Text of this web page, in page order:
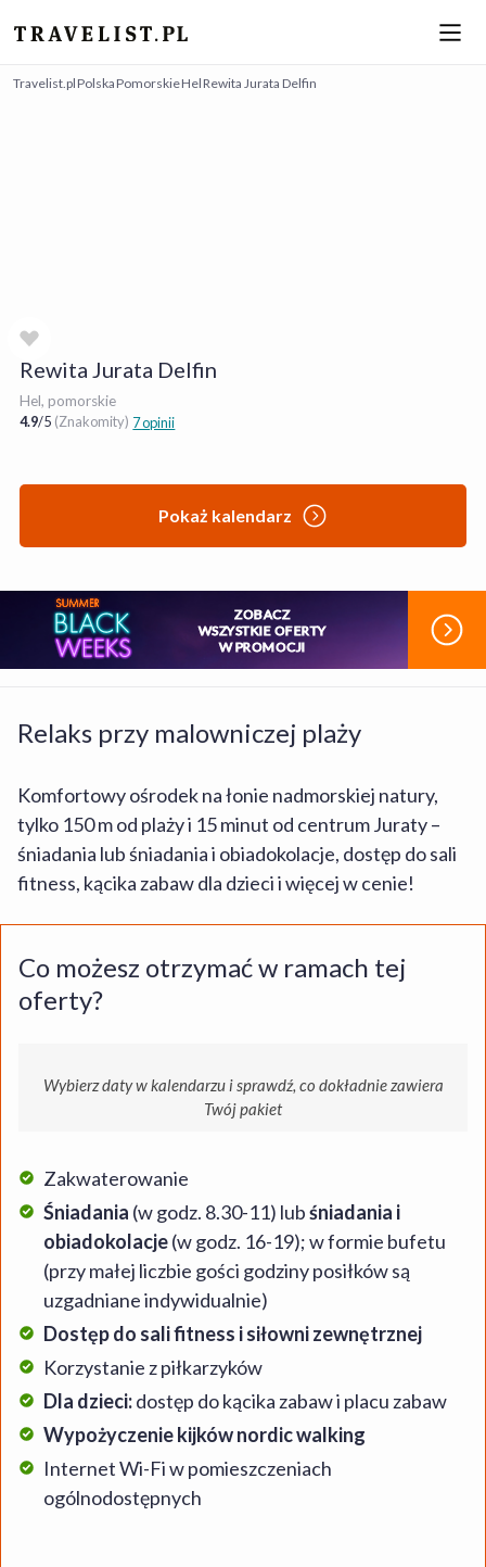
Travelist.plPolskaPomorskieHelRewita Jurata Delfin
Rewita Jurata Delfin
Hel, pomorskie
4.9/5 (Znakomity) 7 opinii
Pokaż kalendarz
ZOBACZ
WSZYSTKIE OFERTY
W PROMOCJI
Relaks przy malowniczej plaży
Komfortowy ośrodek na łonie nadmorskiej natury,
tylko 150 m od plaży i 15 minut od centrum Juraty –
śniadania lub śniadania i obiadokolacje, dostęp do sali
fitness, kącika zabaw dla dzieci i więcej w cenie!
Co możesz otrzymać w ramach tej
oferty?
Wybierz daty w kalendarzu i sprawdź, co dokładnie zawiera
Twój pakiet
Zakwaterowanie
Śniadania (w godz. 8.30-11) lubśniadania i
obiadokolacje(w godz. 16-19); w formie bufetu
(przy małej liczbie gości godziny posiłków są
uzgadniane indywidualnie)
Dostęp do sali fitness i siłowni zewnętrznej
Korzystanie z piłkarzyków
Dla dzieci:dostęp do kącika zabaw i placu zabaw
Wypożyczenie kijków nordic walking
Internet Wi-Fi w pomieszczeniach
ogólnodostępnych